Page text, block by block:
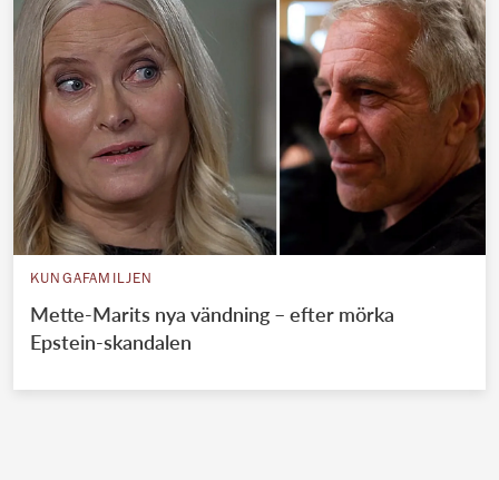
KUNGAFAMILJEN
Mette-Marits nya vändning – efter mörka
Epstein-skandalen